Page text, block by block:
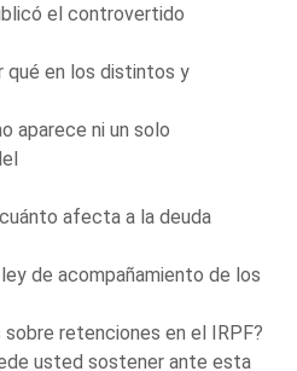
el controvertido
qué en los distintos y
aparece ni un solo
afecta a la deuda
de acompañamiento de los
retenciones en el IRPF?
usted sostener ante esta